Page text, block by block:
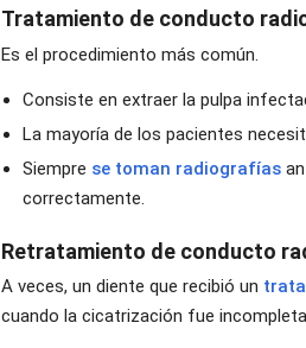
Tratamiento de conducto
Es el procedimiento más común.
Consiste en extraer la pulpa
La mayoría de los pacientes
Siempre se toman radiografías
correctamente.
Retratamiento de conducto
A veces, un diente que recibió un
cuando la cicatrización fue